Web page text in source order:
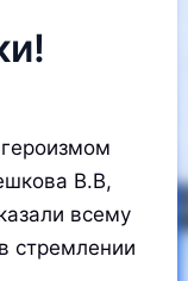
В.В,
всему
стремлении